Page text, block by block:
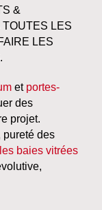
&
LES
LES
et portes-
des
projet.
pureté des
les baies vitrées